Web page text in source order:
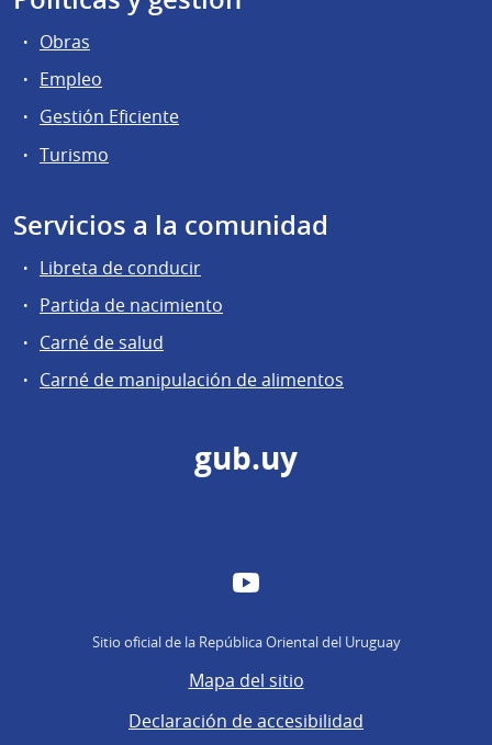
Obras
Empleo
Gestión Eficiente
Turismo
Servicios a la comunidad
Libreta de conducir
Partida de nacimiento
Carné de salud
Carné de manipulación de alimentos
gub.uy
YouTube
Sitio oficial de la República Oriental del Uruguay
Mapa del sitio
Declaración de accesibilidad